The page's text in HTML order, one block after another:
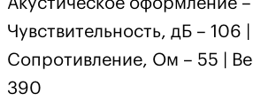
Акустическое оформление –
Чувствительность, дБ – 106 |
Сопротивление, Ом – 55 |
390